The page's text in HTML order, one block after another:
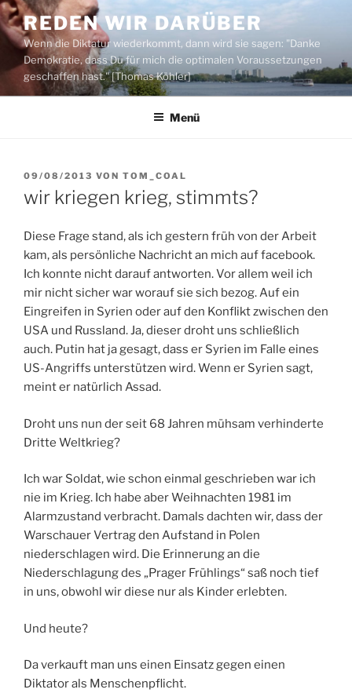
Zum
Inhalt
springen
REDEN WIR DARÜBER
Wenn die Diktatur wiederkommt, dann wird sie sagen: "Danke
Demokratie, dass Du für mich die optimalen Voraussetzungen
geschaffen hast." [Thomas Köhler]
Menü
VERÖFFENTLICHT
AM
09/08/2013 VON TOM_COAL
wir kriegen krieg, stimmts?
Diese Frage stand, als ich gestern früh von der Arbeit
kam, als persönliche Nachricht an mich auf facebook.
Ich konnte nicht darauf antworten. Vor allem weil ich
mir nicht sicher war worauf sie sich bezog. Auf ein
Eingreifen in Syrien oder auf den Konflikt zwischen den
USA und Russland. Ja, dieser droht uns schließlich
auch. Putin hat ja gesagt, dass er Syrien im Falle eines
US-Angriffs unterstützen wird. Wenn er Syrien sagt,
meint er natürlich Assad.
Droht uns nun der seit 68 Jahren mühsam verhinderte
Dritte Weltkrieg?
Ich war Soldat, wie schon einmal geschrieben war ich
nie im Krieg. Ich habe aber Weihnachten 1981 im
Alarmzustand verbracht. Damals dachten wir, dass der
Warschauer Vertrag den Aufstand in Polen
niederschlagen wird. Die Erinnerung an die
Niederschlagung des „Prager Frühlings“ saß noch tief
in uns, obwohl wir diese nur als Kinder erlebten.
Und heute?
Da verkauft man uns einen Einsatz gegen einen
Diktator als Menschenpflicht.